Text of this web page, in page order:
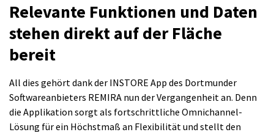
Relevante Funktionen und Daten
stehen direkt auf der Fläche
bereit
All dies gehört dank der INSTORE App des Dortmunder
Softwareanbieters REMIRA nun der Vergangenheit an. Denn
die Applikation sorgt als fortschrittliche Omnichannel-
Lösung für ein Höchstmaß an Flexibilität und stellt den